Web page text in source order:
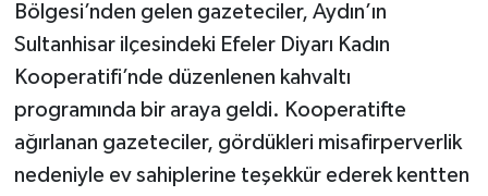
Bölgesi’nden gelen gazeteciler, Aydın’ın
Sultanhisar ilçesindeki Efeler Diyarı Kadın
Kooperatifi’nde düzenlenen kahvaltı
programında bir araya geldi. Kooperatifte
ağırlanan gazeteciler, gördükleri misafirperverlik
nedeniyle ev sahiplerine teşekkür ederek kentten